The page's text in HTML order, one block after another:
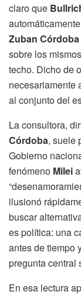
claro que
Zuban Córdoba
sobre los
techo. Dicho de
necesariamente
al conjunto del
La consultora,
Córdoba, suele
Gobierno
fenómeno Milei
ilusionó
buscar
es política: una
antes de tiempo
pregunta central
En esa lectura